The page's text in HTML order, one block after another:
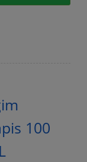
100